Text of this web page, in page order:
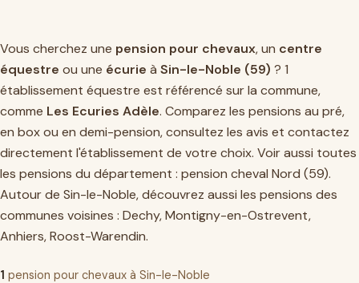
Vous cherchez une pension pour chevaux, un centre
équestre ou une écurie à Sin-le-Noble (59) ? 1
établissement équestre est référencé sur la commune,
comme Les Ecuries Adèle. Comparez les pensions au pré,
en box ou en demi-pension, consultez les avis et contactez
directement l'établissement de votre choix. Voir aussi toutes
les pensions du département : pension cheval Nord (59).
Autour de Sin-le-Noble, découvrez aussi les pensions des
communes voisines : Dechy,Montigny-en-Ostrevent,
Anhiers,Roost-Warendin.
1 pension pour chevaux à Sin-le-Noble